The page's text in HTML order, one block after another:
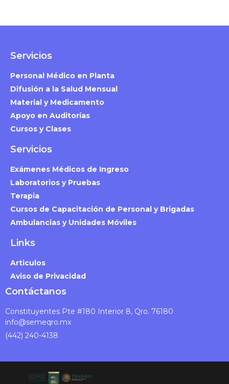
Servicios
Personal Médico en Planta
Difusión a la Salud Mensual
Material y Medicamento
Apoyo en Auditorías
Cursos y Clases
Servicios
Exámenes Médicos de Ingreso
Laboratorios y Pruebas
Terapia
Cursos de Capacitación de Personal y Brigadas
Ambulancias y Unidades Móviles
Links
Articulos
Aviso de Privacidad
Contáctanos
Constituyentes Pte #180 Interior 8, Qro. 76180
info@semeqro.mx
(442) 240-4138